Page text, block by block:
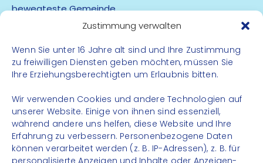
Zustimmung verwalten
Wenn Sie unter 16 Jahre alt sind und Ihre Zustimmung
zu freiwilligen Diensten geben möchten, müssen Sie
Ihre Erziehungsberechtigten um Erlaubnis bitten.
Wir verwenden Cookies und andere Technologien auf
unserer Website. Einige von ihnen sind essenziell,
während andere uns helfen, diese Website und Ihre
Erfahrung zu verbessern. Personenbezogene Daten
können verarbeitet werden (z. B. IP-Adressen), z. B. für
personalisierte Anzeigen und Inhalte oder Anzeigen-
bewegteste Gemeinde
Barrierefreiheit
Datenschutz
Impressum
Kontakt
FOLGE UNS
Instagram